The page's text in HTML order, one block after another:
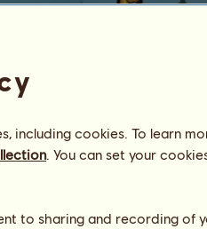
including cookies. To learn
. You can set your
to sharing and recording of